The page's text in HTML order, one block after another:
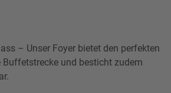
– Unser Foyer bietet den perfekten
Buffetstrecke und besticht zudem